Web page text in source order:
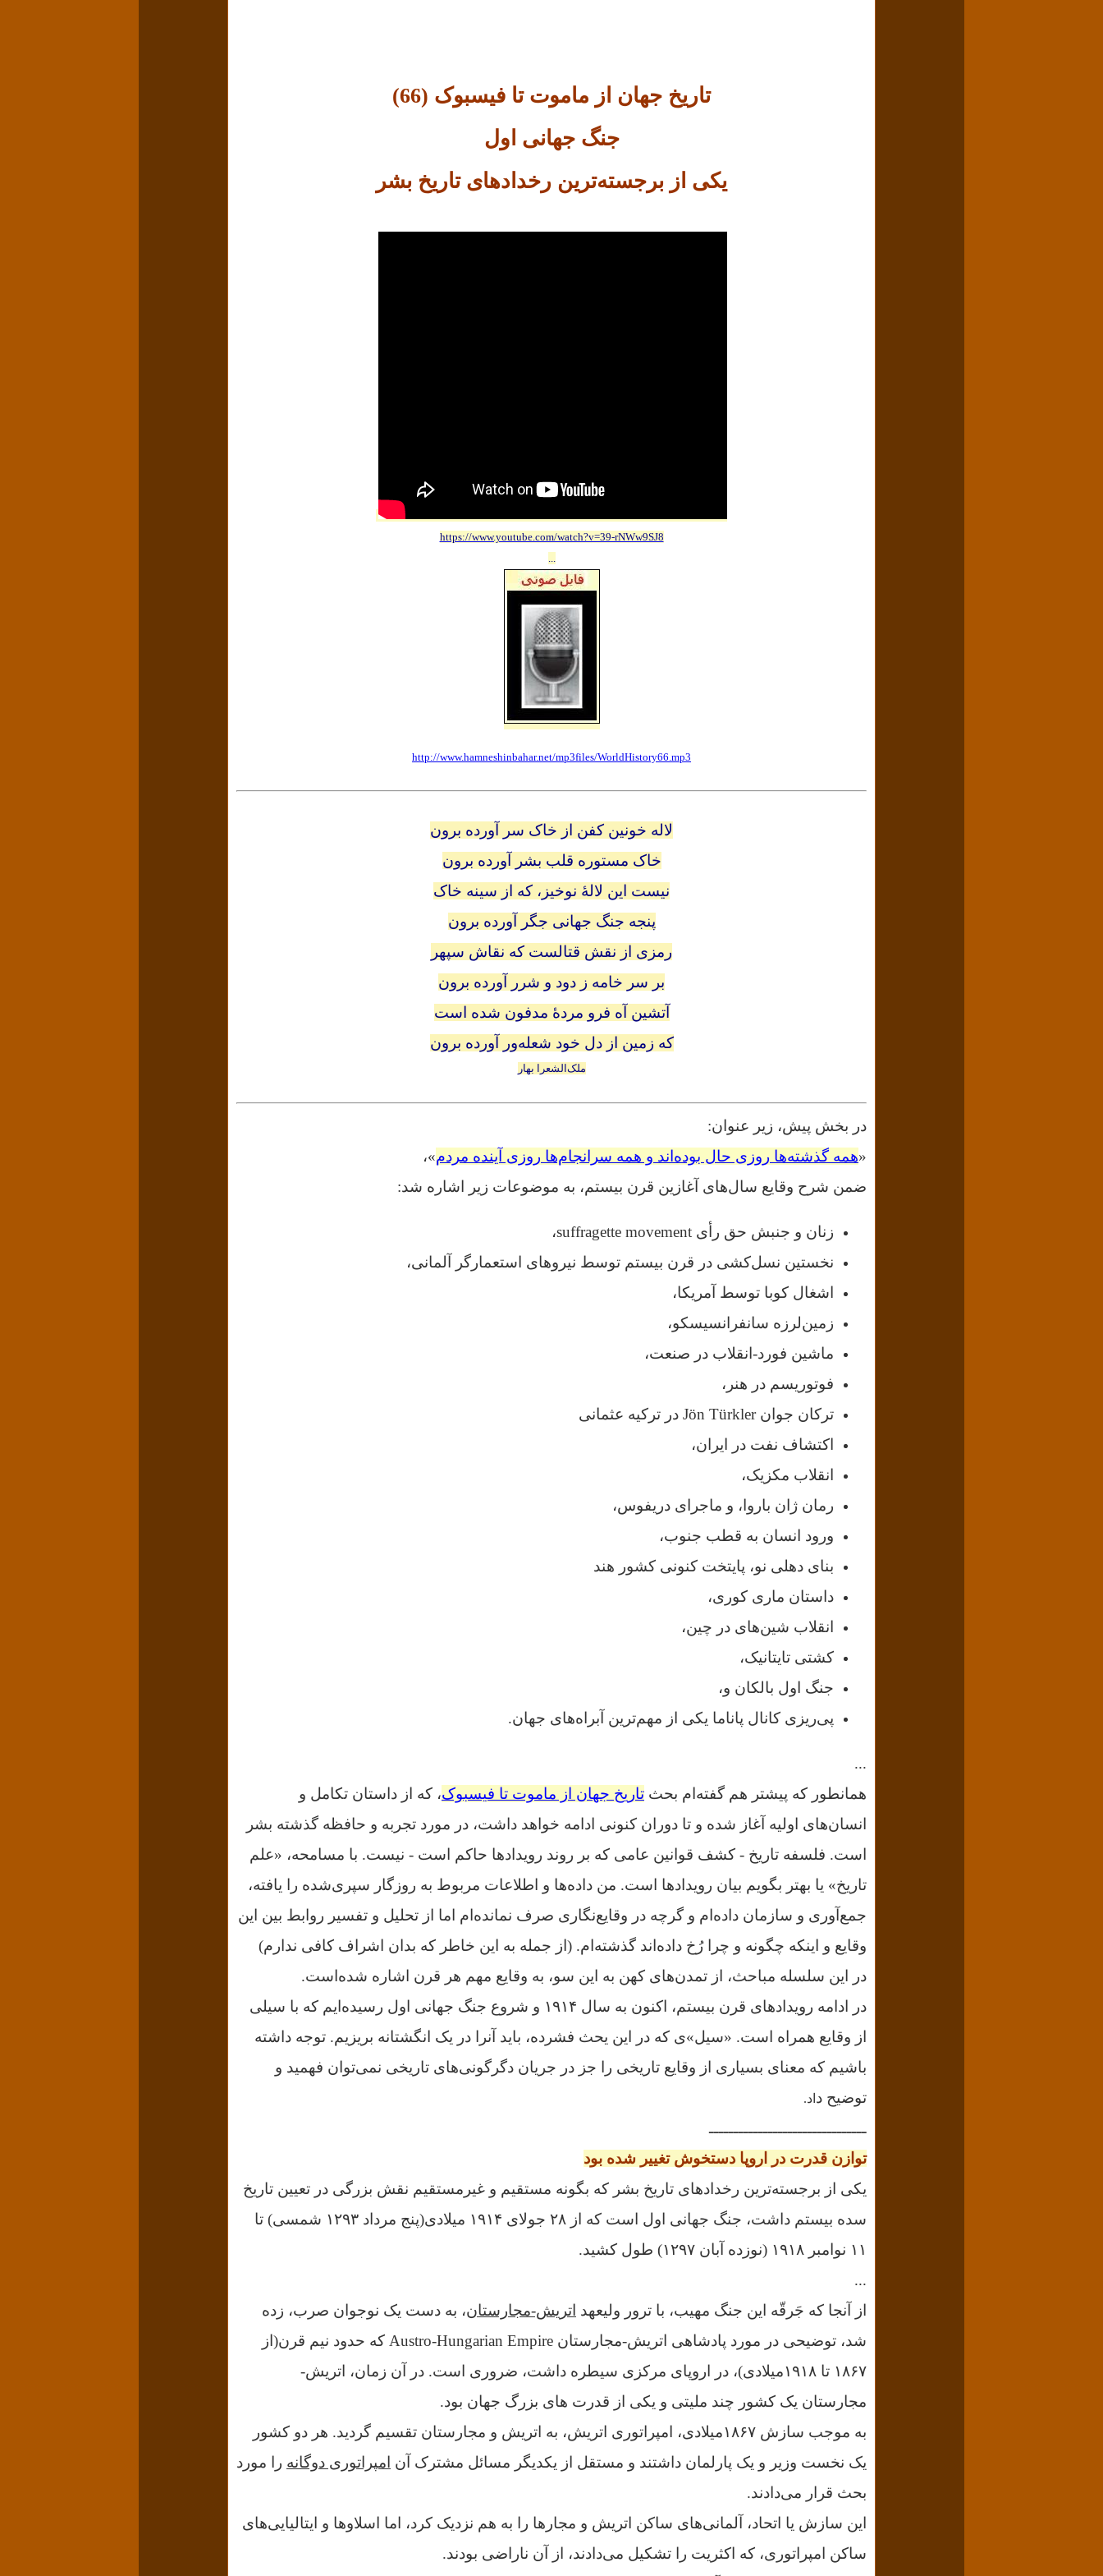
تاریخ جهان از ماموت تا فیسبوک (66)
جنگ جهانی اول
یکی از برجسته‌ترین رخدادهای تاریخ بشر
https://www.youtube.com/watch?v=39-rNWw9SJ8
...
http://www.hamneshinbahar.net/mp3files/WorldHistory66.mp3
لاله خونین کفن از خاک سر آورده برون
خاک مستوره قلب بشر آورده برون
نیست این لالهٔ نوخیز، که از سینه خاک
پنجه جنگ جهانی جگر آورده برون
رمزی از نقش قتالست که نقاش سپهر
بر سر خامه ز دود و شرر آورده برون
آتشین آه فرو مردهٔ مدفون شده است
که زمین از دل خود شعله‌ور آورده برون
ملک‌الشعرا بهار
در بخش پیش، زیر عنوان:
«همه گذشته‌ها روزی حال بوده‌اند و همه سرانجام‌ها روزی آینده مردم»،
ضمن شرح وقایع سال‌های آغازین قرن بیستم، به موضوعات زیر اشاره شد:
زنان و جنبش حق رأی suffragette movement،
نخستین نسل‌کشی در قرن بیستم توسط نیروهای استعمارگر آلمانی،
اشغال کوبا توسط آمریکا،
زمین‌لرزه سانفرانسیسکو،
ماشین فورد-انقلاب در صنعت،
فوتوریسم در هنر،
ترکان جوانJön Türkler در ترکیه عثمانی
اکتشاف نفت در ایران،
انقلاب مکزیک،
رمان ژان باروا، و ماجرای دریفوس،
ورود انسان به قطب جنوب،
بنای دهلی نو، پایتخت کنونی کشور هند
داستان ماری کوری،
انقلاب شین‌های در چین،
کشتی تایتانیک،
جنگ اول بالکان و،
پی‌ریزی کانال پاناما یکی از مهم‌ترین آبراه‌های جهان.
...
همانطور که پیشتر هم گفته‌ام بحث تاریخ جهان از ماموت تا فیسبوک، که از داستان تکامل و
انسان‌های اولیه آغاز شده و تا دوران کنونی ادامه خواهد داشت، در مورد تجربه و حافظه گذشته بشر
است. فلسفه تاریخ - کشف قوانین عامی که بر روند رویدادها حاکم است - نیست. با مسامحه، «علم
تاریخ» یا بهتر بگویم بیان رویدادها است. من داده‌ها و اطلاعات مربوط به روزگار سپری‌شده را یافته،
جمع‌آوری و سازمان داده‌ام و گرچه در وقایع‌نگاری صرف نمانده‌ام اما از تحلیل و تفسیر روابط بین‌ این
وقایع و اینکه چگونه و چرا رُخ داده‌اند گذشته‌ام. (از جمله به این خاطر که بدان اشراف کافی ندارم)
در این سلسله مباحث، از تمدن‌های کهن به این سو، به وقایع مهم هر قرن اشاره شده‌است.
در ادامه رویدادهای قرن بیستم، اکنون به سال ۱۹۱۴ و شروع جنگ جهانی اول رسیده‌ایم که با سیلی
از وقایع همراه است. «سیل»ی که در این یحث فشرده، باید آنرا در یک انگشتانه بریزیم. توجه داشته
باشیم که معنای بسیاری از وقایع تاریخی را جز در جریان دگرگونی‌های تاریخی نمی‌توان فهمید و
توضیح د اد.
ــــــــــــــــــــــــــــــــ
توازن قدرت در اروپا دستخوش تغییر شده بود
یکی از برجسته‌ترین رخدادهای تاریخ بشر که بگونه مستقیم و غیرمستقیم نقش بزرگی در تعیین تاریخ
سده بیستم داشت، جنگ جهانی اول ‌است که از ۲۸ جولای ۱۹۱۴ میلادی(پنج مرداد ۱۲۹۳ شمسی) تا
۱۱ نوامبر ۱۹۱۸ (نوزده آبان ۱۲۹۷) طول کشید.
...
از آنجا که جَرقّه این جنگ مهیب، با ترور ولیعهد اتریش-مجارستان، به دست یک نوجوان صرب، زده
شد، توضیحی در مورد پادشاهی اتریش-مجارستان
Austro-Hungarian Empire که حدود نیم قرن(از
۱۸۶۷ تا ۱۹۱۸میلادی)، در اروپای مرکزی سیطره داشت، ضروری است. در آن زمان، اتریش-
مجارستان یک کشور چند ملیتی و یکی از قدرت های بزرگ جهان بود.
به موجب سازش ۱۸۶۷میلادی، امپراتوری اتریش، به اتریش و مجارستان تقسیم گردید. هر دو کشور
یک نخست وزیر و یک پارلمان داشتند و مستقل از یکدیگر مسائل مشترک آن امپراتوری دوگانه را مورد
بحث قرار می‌دادند.
این سازش یا اتحاد، آلمانی‌‌های ساکن اتریش و مجارها را به هم نزدیک کرد، اما اسلاوها و ایتالیایی‌های
ساکن امپراتوری، که اکثریت را تشکیل می‌دادند، از آن ناراضی بودند.